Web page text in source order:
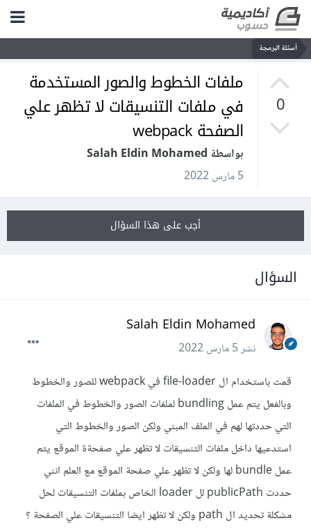
أسئلة البرمجة
0
ملفات الخطوط والصور المستخدمة
في ملفات التنسيقات لا تظهر علي
الصفحة webpack
بواسطة Salah Eldin Mohamed
5 مارس 2022
أجب على هذا السؤال
السؤال
Salah Eldin Mohamed
نشر5 مارس 2022
قمت باستخدام ال file-loader في webpack للصور والخطوط
وبالفعل يتم عمل bundling لملفات الصور والخطوط في الملفات
التي حددتها لهم في الملف المبني ولكن الصور والخطوط التي
استدعيها داخل ملفات التنسيقات لا تظهر علي صفحةة الموقع يتم
عمل bundle لها ولكن لا تظهر علي صفحة الموقع مع العلم انني
حددت publicPath لل loader الخاص بملفات التنسيقات لحل
مشكلة تحديد ال path ولكن لا تظهر ايضا التنسيقات علي الصفحة ؟